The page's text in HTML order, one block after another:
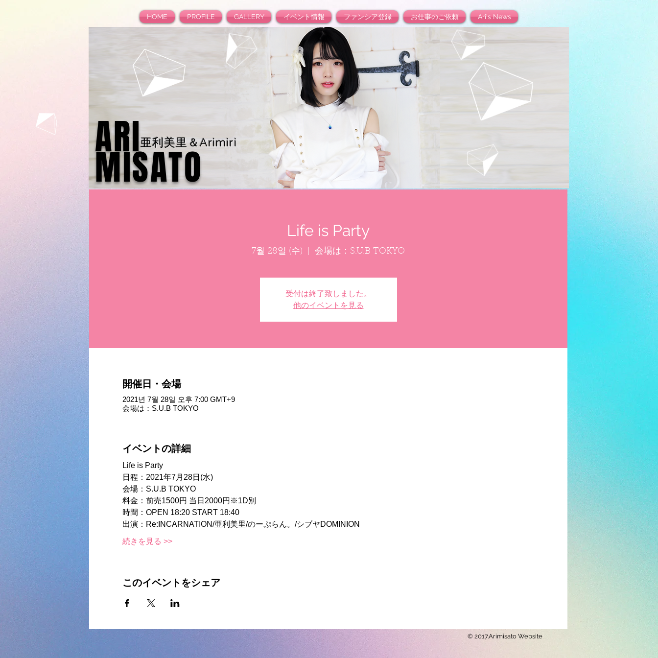
HOME PROFILE GALLERY イベント情報 ファンシア登録 お仕事のご依頼 Ari's News
ARI
MISATO
亜利美里＆Arimiri
Life is Party
7월 28일 (수) 会場は：S.U.B TOKYO
受付は終了致しました。
他のイベントを見る
開催日・会場
2021년 7월 28일 오후 7:00 GMT+9
会場は：S.U.B TOKYO
イベントの詳細
Life is Party
日程：2021年7月28日(水)
会場：S.U.B TOKYO
料金：前売1500円 当日2000円※1D別
時間：OPEN 18:20 START 18:40
出演：Re:INCARNATION/亜利美里/のーぷらん。/シブヤDOMINION
続きを見る >>
このイベントをシェア
© 2017.Arimisato Website